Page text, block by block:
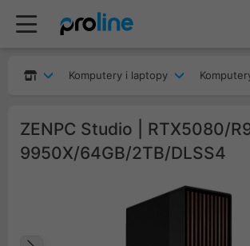
Komputery i laptopy
ZENPC Studio | RTX5080/
9950X/64GB/2TB/DLSS4